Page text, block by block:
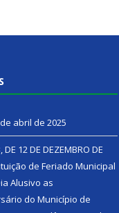
abril de 2025
DE 12 DE DEZEMBRO DE
de Feriado Municipal
Alusivo as
do Município de